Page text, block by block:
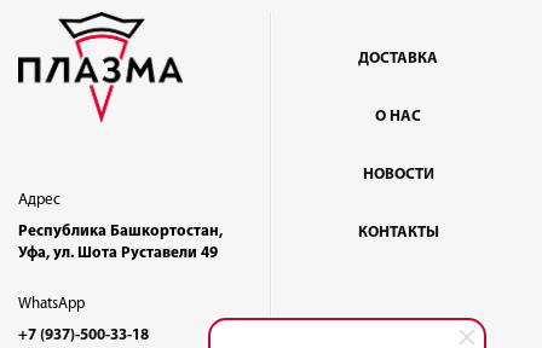
Адрес
Республика Башкортостан,
Уфа, ул. Шота Руставели 49
WhatsApp
+7 (937)-500-33-18
ДОСТАВКА
О НАС
НОВОСТИ
КОНТАКТЫ